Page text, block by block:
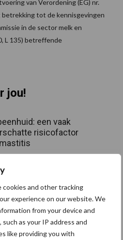
cookies and other tracking
experience on our website. We
from your device and
as your IP address and
like providing you with
van Verordening (EG) nr.
betrekking tot de kennisgevingen
in de sector melk en
L 135) betreffende
jou!
een vaak
risicofactor
ziet volume en
groeien in
Nederlandse